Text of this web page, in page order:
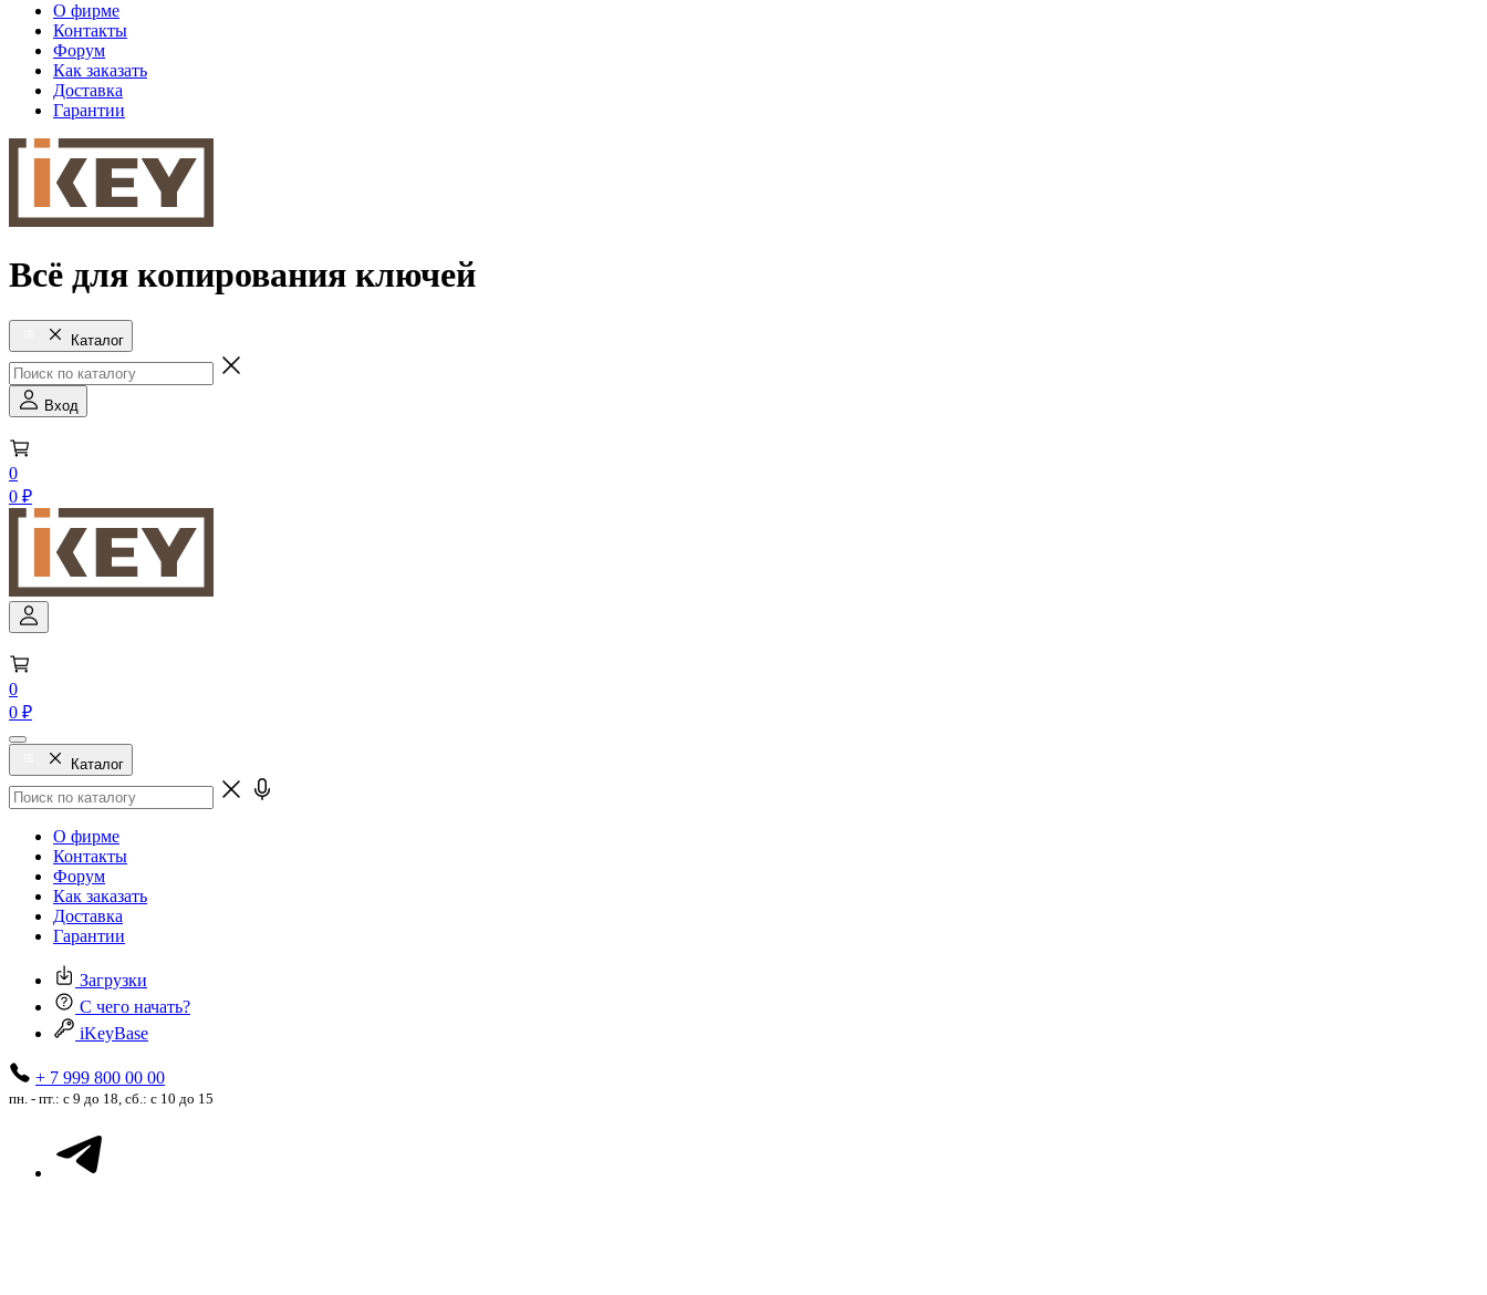
О фирме
Контакты
Форум
Как заказать
Доставка
Гарантии
Всё для копирования ключей
Каталог
Вход
0
0 ₽
0
0 ₽
Каталог
О фирме
Контакты
Форум
Как заказать
Доставка
Гарантии
Загрузки
С чего начать?
iKeyBase
+ 7 999 800 00 00
пн. - пт.: с 9 до 18, сб.: с 10 до 15